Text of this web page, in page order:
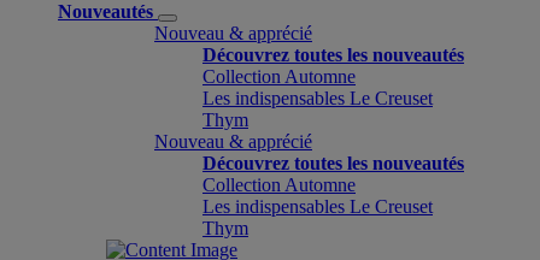
Nouveautés
Nouveau & apprécié
Découvrez toutes les nouveautés
Collection Automne
Les indispensables Le Creuset
Thym
Nouveau & apprécié
Découvrez toutes les nouveautés
Collection Automne
Les indispensables Le Creuset
Thym